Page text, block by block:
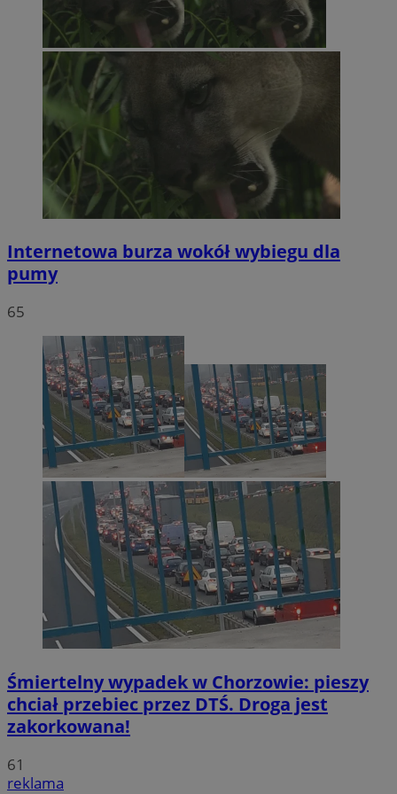
Internetowa burza wokół wybiegu dla
pumy
65
Śmiertelny wypadek w Chorzowie: pieszy
chciał przebiec przez DTŚ. Droga jest
zakorkowana!
61
reklama